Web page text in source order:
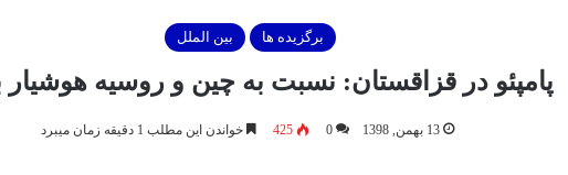
برگزیده ها بین الملل
پامپئو در قزاقستان: نسبت به چین و روسیه هوشیار
13 بهمن, 1398 0
425 خواندن این مطلب 1 دقیقه زمان میبرد